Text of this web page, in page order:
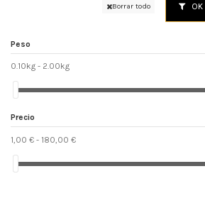
Borrar todo OK
Peso
0.10kg - 2.00kg
Precio
1,00 € - 180,00 €